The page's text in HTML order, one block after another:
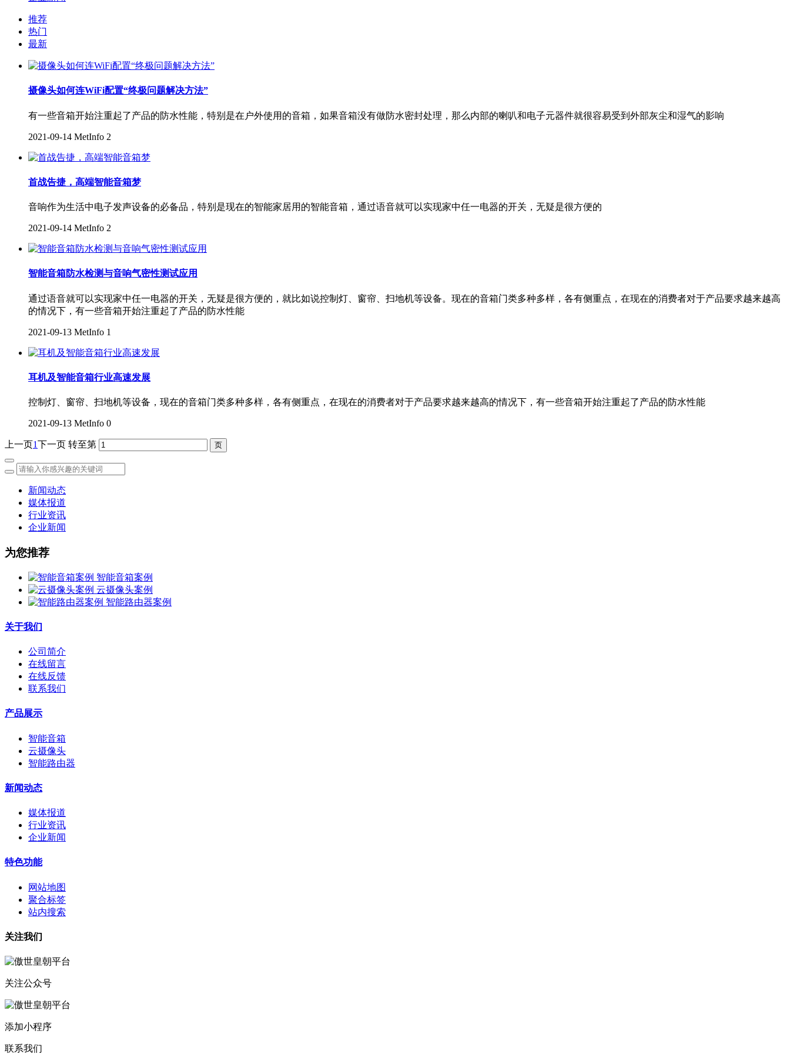
推荐
热门
最新
摄像头如何连WiFi配置“终极问题解决方法”
有一些音箱开始注重起了产品的防水性能，特别是在户外使用的音箱，如果音箱没有做防水密封处理，那么内部的喇叭和电子元器件就很容易受到外部灰尘和湿气的影响
2021-09-14 MetInfo 2
首战告捷，高端智能音箱梦
音响作为生活中电子发声设备的必备品，特别是现在的智能家居用的智能音箱，通过语音就可以实现家中任一电器的开关，无疑是很方便的
2021-09-14 MetInfo 2
智能音箱防水检测与音响气密性测试应用
通过语音就可以实现家中任一电器的开关，无疑是很方便的，就比如说控制灯、窗帘、扫地机等设备。现在的音箱门类多种多样，各有侧重点，在现在的消费者对于产品要求越来越高
的情况下，有一些音箱开始注重起了产品的防水性能
2021-09-13 MetInfo 1
耳机及智能音箱行业高速发展
控制灯、窗帘、扫地机等设备，现在的音箱门类多种多样，各有侧重点，在现在的消费者对于产品要求越来越高的情况下，有一些音箱开始注重起了产品的防水性能
2021-09-13 MetInfo 0
上一页1下一页 转至第
新闻动态
媒体报道
行业资讯
企业新闻
为您推荐
智能音箱案例
云摄像头案例
智能路由器案例
关于我们
公司简介
在线留言
在线反馈
联系我们
产品展示
智能音箱
云摄像头
智能路由器
新闻动态
媒体报道
行业资讯
企业新闻
特色功能
网站地图
聚合标签
站内搜索
关注我们
关注公众号
添加小程序
联系我们